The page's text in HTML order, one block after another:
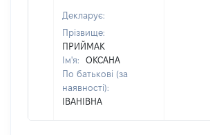
Декларує:
Прізвище:
ПРИЙМАК
Ім'я:
ОКСАНА
По батькові (за
наявності):
ІВАНІВНА